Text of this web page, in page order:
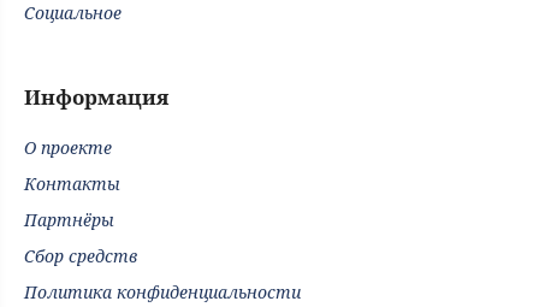
Социальное
Информация
О проекте
Контакты
Партнёры
Сбор средств
Политика конфиденциальности